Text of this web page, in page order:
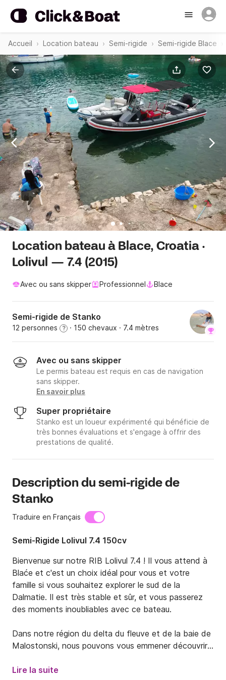
Accueil Location bateau Semi-rigide Semi-rigide Blace
Location bateau à Blace, Croatia ·
Lolivul — 7.4 (2015)
Avec ou sans skipper Professionnel Blace
Semi-rigide de Stanko
12 personnes ? · 150 chevaux · 7.4 mètres
Avec ou sans skipper
Le permis bateau est requis en cas de navigation
sans skipper.
En savoir plus
Super propriétaire
Stanko est un loueur expérimenté qui bénéficie de
très bonnes évaluations et s'engage à offrir des
prestations de qualité.
Description du semi-rigide de
Stanko
Traduire en Français
Semi-Rigide Lolivul 7.4 150cv
Bienvenue sur notre RIB Lolivul 7.4 ! Il vous attend à
Blaće et c'est un choix idéal pour vous et votre
famille si vous souhaitez explorer le sud de la
Dalmatie. Il est très stable et sûr, et vous passerez
des moments inoubliables avec ce bateau.
Dans notre région du delta du fleuve et de la baie de
Malostonski, nous pouvons vous emmener découvrir
petits restaurants proposant des produits locaux et
Lire la suite